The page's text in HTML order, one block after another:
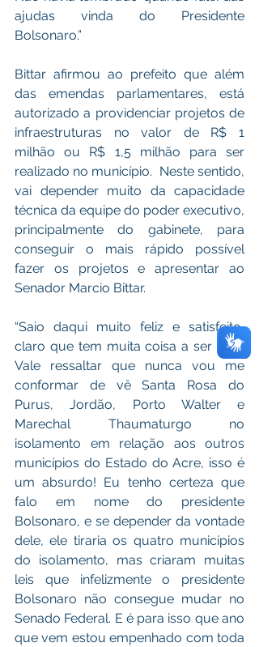
ajudas vinda do Presidente
Bolsonaro.”
Bittar afirmou ao prefeito que além
das emendas parlamentares, está
autorizado a providenciar projetos de
infraestruturas no valor de R$ 1
milhão ou R$ 1,5 milhão para ser
realizado no município.  Neste sentido,
vai depender muito da capacidade
técnica da equipe do poder executivo,
principalmente do gabinete, para
conseguir o mais rápido possível
fazer os projetos e apresentar ao
Senador Marcio Bittar.
“Saio daqui muito feliz e satisfeito,
claro que tem muita coisa a ser feita.
Vale ressaltar que nunca vou me
conformar de vê Santa Rosa do
Purus, Jordão, Porto Walter e
Marechal Thaumaturgo no
isolamento em relação aos outros
municípios do Estado do Acre, isso é
um absurdo! Eu tenho certeza que
falo em nome do presidente
Bolsonaro, e se depender da vontade
dele, ele tiraria os quatro municípios
do isolamento, mas criaram muitas
leis que infelizmente o presidente
Bolsonaro não consegue mudar no
Senado Federal. E é para isso que ano
que vem estou empenhado com toda